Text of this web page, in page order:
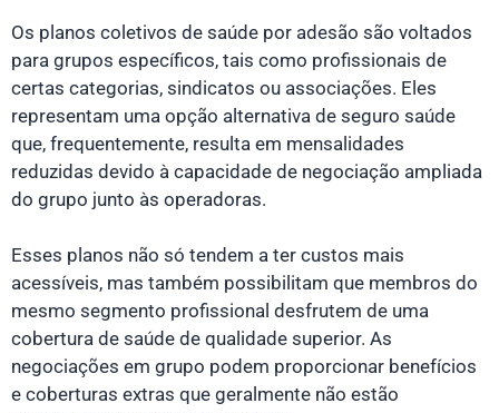
Os planos coletivos de saúde por adesão são voltados
para grupos específicos, tais como profissionais de
certas categorias, sindicatos ou associações. Eles
representam uma opção alternativa de seguro saúde
que, frequentemente, resulta em mensalidades
reduzidas devido à capacidade de negociação ampliada
do grupo junto às operadoras.
Esses planos não só tendem a ter custos mais
acessíveis, mas também possibilitam que membros do
mesmo segmento profissional desfrutem de uma
cobertura de saúde de qualidade superior. As
negociações em grupo podem proporcionar benefícios
e coberturas extras que geralmente não estão